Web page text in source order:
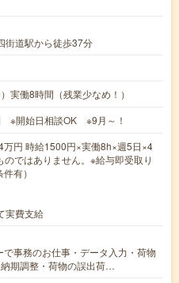
街道駅から徒歩37分
実働8時間（残業少なめ！）
※開始日相談OK ※9月～！
円 時給1500円×実働8h×週5日×4
ではありません。※給与即受取り
有）
実費支給
事務のお仕事・データ入力・荷物
期調整・荷物の誤出荷…